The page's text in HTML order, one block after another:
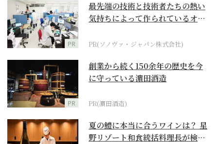
PR
最先端の技術と技術者たちの熱い
気持ちによって作られているオー
PR(ソノヴァ・ジャパン株式会社)
PR
創業から続く150余年の歴史を今
に守っている濵田酒造
PR(濵田酒造)
夏の鱧に本当に合うワインは？ 星
野リゾート和食統括料理長が検証